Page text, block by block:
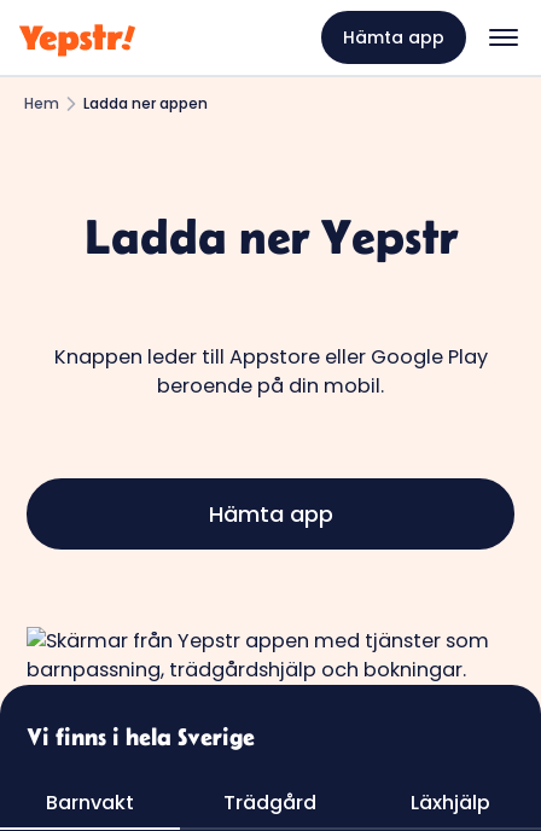
Hämta app
Hem Ladda ner appen
Ladda ner Yepstr
Knappen leder till Appstore eller Google Play
beroende på din mobil.
Hämta app
Vi finns i hela Sverige
Barnvakt Trädgård Läxhjälp